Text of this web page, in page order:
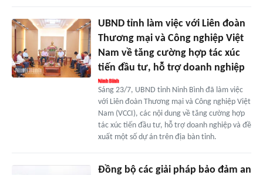
UBND tỉnh làm việc với Liên đoàn
Thương mại và Công nghiệp Việt
Nam về tăng cường hợp tác xúc
tiến đầu tư, hỗ trợ doanh nghiệp
Sáng 23/7, UBND tỉnh Ninh Bình đã làm việc
với Liên đoàn Thương mại và Công nghiệp Việt
Nam (VCCI), các nội dung về tăng cường hợp
tác xúc tiến đầu tư, hỗ trợ doanh nghiệp và đề
xuất một số dự án trên địa bàn tỉnh.
Đồng bộ các giải pháp bảo đảm an